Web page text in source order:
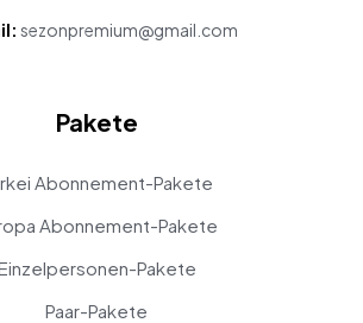
sezonpremium@gmail.com
Pakete
Abonnement-Pakete
Abonnement-Pakete
Pakete
Paar-Pakete